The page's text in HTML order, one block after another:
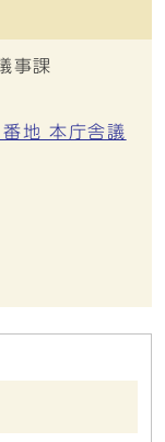
事課
地 本庁舎議